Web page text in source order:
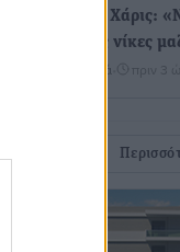
Σι Τζέι Χάρις:
πολλές νίκες
Αθλητικά πριν 3
Πανελλήνιο
Διαγόρας: